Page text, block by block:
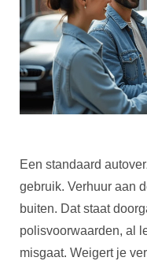
Een standaard
gebruik. Verhuur aan
buiten. Dat staat
polisvoorwaarden, al
misgaat. Weigert je